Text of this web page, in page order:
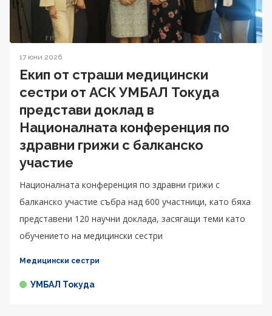
17 юни 2026
Екип от страши медицински
сестри от АСК УМБАЛ Токуда
представи доклад в
Националната конференция по
здравни грижи с балканско
участие
Националната конференция по здравни грижи с
балканско участие събра над 600 участници, като бяха
представени 120 научни доклада, засягащи теми като
обучението на медицински сестри
Медицински сестри
УМБАЛ Токуда